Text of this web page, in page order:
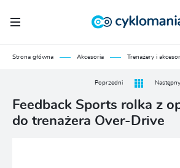
Strona główna Akcesoria Trenażery i
Poprzedni Następny
Feedback Sports rolka z
do trenażera Over-Drive